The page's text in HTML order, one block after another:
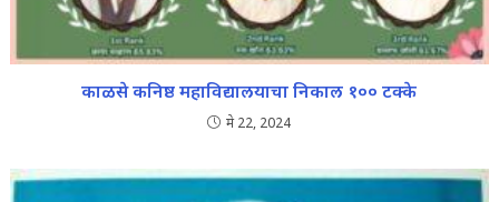
काळसे कनिष्ठ महाविद्यालयाचा निकाल १०० टक्के
मे 22, 2024